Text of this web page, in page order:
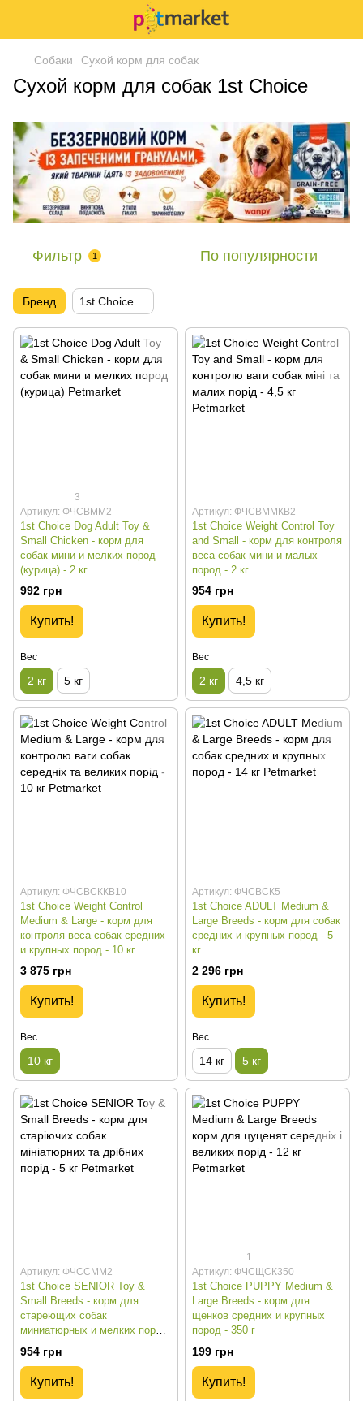
Собаки Сухой корм для собак
Сухой корм для собак 1st Choice
Фильтр 1 По популярности
Бренд 1st Choice
3
Артикул: ФЧСВММ2
1st Choice Dog Adult Toy &
Small Сhicken - корм для
собак мини и мелких пород
(курица) - 2 кг
992 грн
Купить!
Вес
2 кг 5 кг
Артикул: ФЧСВММКВ2
1st Choice Weight Control Toy
and Small - корм для контроля
веса собак мини и малых
пород - 2 кг
954 грн
Купить!
Вес
2 кг 4,5 кг
Артикул: ФЧСВСККВ10
1st Choice Weight Control
Medium & Large - корм для
контроля веса собак средних
и крупных пород - 10 кг
3 875 грн
Купить!
Вес
10 кг
Артикул: ФЧСВСК5
1st Choice ADULT Medium &
Large Breeds - корм для собак
средних и крупных пород - 5
кг
2 296 грн
Купить!
Вес
14 кг 5 кг
Артикул: ФЧССММ2
1st Choice SENIOR Toy &
Small Breeds - корм для
стареющих собак
миниатюрных и мелких пород
- 2.72 кг
954 грн
Купить!
1
Артикул: ФЧСЩСК350
1st Choice PUPPY Medium &
Large Breeds - корм для
щенков средних и крупных
пород - 350 г
199 грн
Купить!